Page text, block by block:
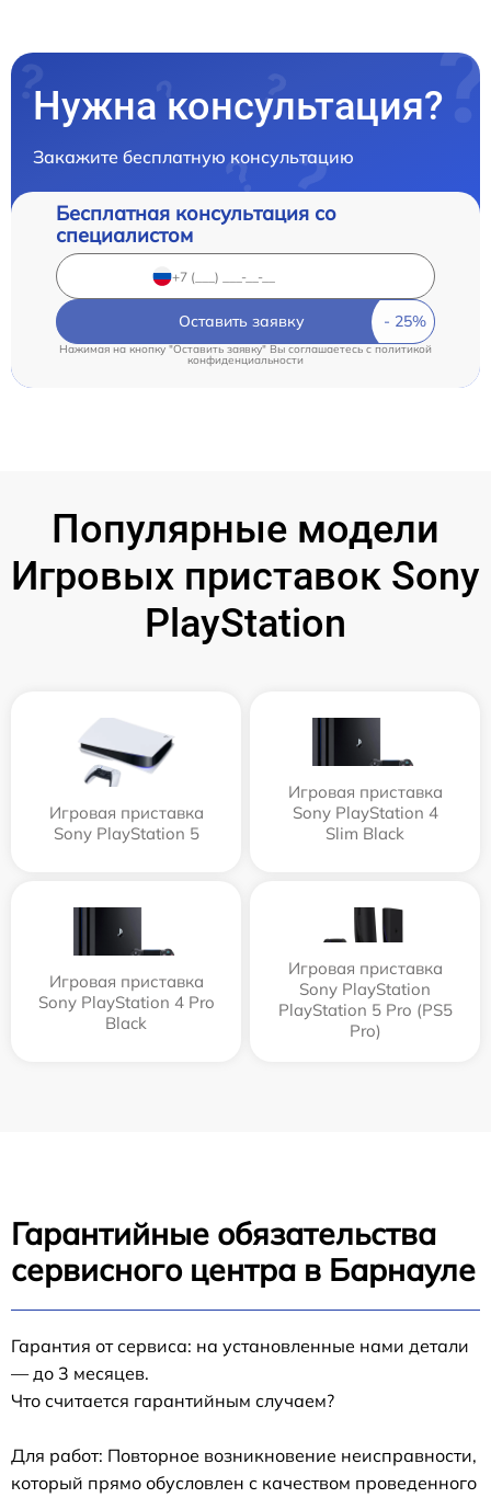
Нужна консультация?
Закажите бесплатную консультацию
Бесплатная консультация со
специалистом
Оставить заявку
Нажимая на кнопку "Оставить заявку" Вы соглашаетесь cполитикой
конфиденциальности
Популярные модели
Игровых приставок Sony
PlayStation
Игровая приставка
Sony PlayStation 5
Игровая приставка
Sony PlayStation 4
Slim Black
Игровая приставка
Sony PlayStation 4 Pro
Black
Игровая приставка
Sony PlayStation
PlayStation 5 Pro (PS5
Pro)
Гарантийные обязательства
сервисного центра в Барнауле
Гарантия от сервиса: на установленные нами детали
— до 3 месяцев.
Что считается гарантийным случаем?
Для работ: Повторное возникновение неисправности,
который прямо обусловлен с качеством проведенного